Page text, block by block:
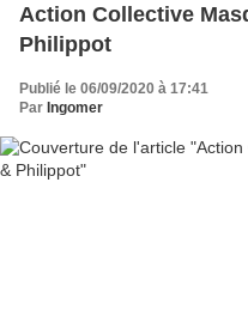
Action Collective
Philippot
Publié le 06/09/2020 à 17:41
Par Ingomer